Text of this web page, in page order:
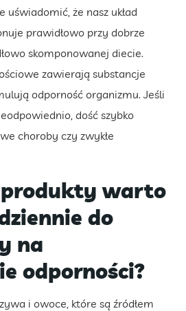
że nasz układ
prawidłowo przy dobrze
skomponowanej diecie.
zawierają substancje
odporność organizmu. Jeśli
dość szybko
choroby czy zwykłe
warto
do
na
odporności?
i owoce, które są źródłem